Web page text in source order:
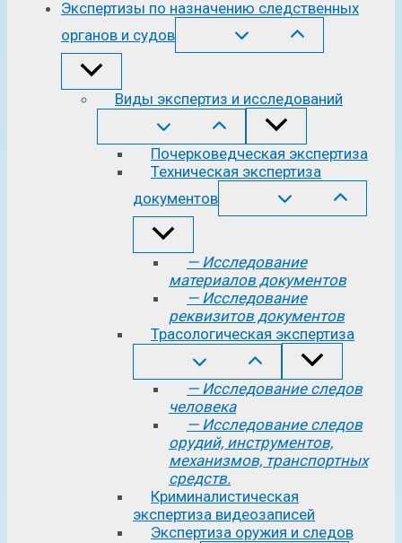
Экспертизы по назначению следственных
органов и судов
Виды экспертиз и исследований
Почерковедческая экспертиза
Техническая экспертиза
документов
— Исследование
материалов документов
— Исследование
реквизитов документов
Трасологическая экспертиза
— Исследование следов
человека
— Исследование следов
орудий, инструментов,
механизмов, транспортных
средств.
Криминалистическая
экспертиза видеозаписей
Экспертиза оружия и следов